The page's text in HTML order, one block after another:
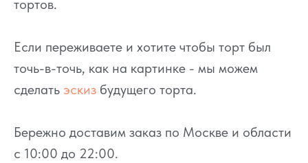
тортов.
Если переживаете и хотите чтобы торт был
точь-в-точь, как на картинке - мы можем
сделать эскиз будущего торта.
Бережно доставим заказ по Москве и области
с 10:00 до 22:00.